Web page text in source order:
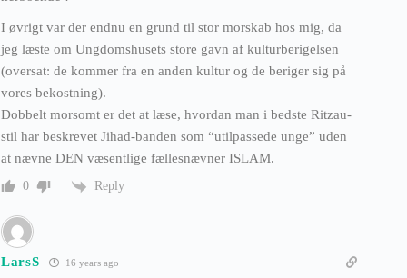
I øvrigt var der endnu en grund til stor morskab hos mig, da
jeg læste om Ungdomshusets store gavn af kulturberigelsen
(oversat: de kommer fra en anden kultur og de beriger sig på
vores bekostning).
Dobbelt morsomt er det at læse, hvordan man i bedste Ritzau-
stil har beskrevet Jihad-banden som “utilpassede unge” uden
at nævne DEN væsentlige fællesnævner ISLAM.
0 Reply
LarsS 16 years ago